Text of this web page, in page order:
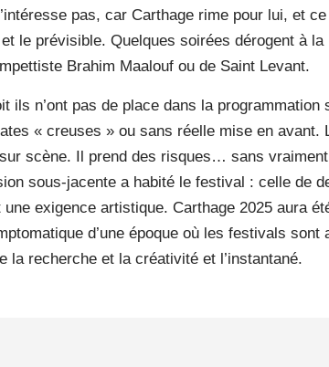
pas, car Carthage rime pour lui, et
le prévisible. Quelques soirées dérogent à la
Brahim Maalouf ou de Saint Levant.
ils n’ont pas de place dans la programmation
« creuses » ou sans réelle mise en avant.
scène. Il prend des risques… sans
sous-jacente a habité le festival : celle de
exigence artistique. Carthage 2025 aura
d’une époque où les festivals sont
la recherche et la créativité et l’instantané.